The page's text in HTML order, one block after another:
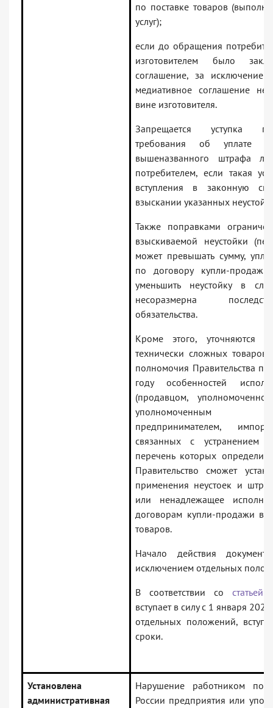
по поставке товаров
услуг);
если до обращения
изготовителем было
соглашение, за
медиативное соглашение
вине изготовителя.
Запрещается уступка
требования об уплате
вышеназванного штрафа
потребителем, если такая
вступления в законную
взыскании указанных
Также поправками
взыскиваемой неустойки
может превышать сумму,
по договору купли-
уменьшить неустойку в
несоразмерна
обязательства.
Кроме этого, уточняются
технически сложных товаров
полномочия Правительства
году особенностей
(продавцом,
уполномоченным
предпринимателем,
связанных с устранением
перечень которых определит
Правительство сможет
применения неустоек и
или ненадлежащее
договорам купли-продажи в
товаров.
Начало действия
исключением отдельных
В соответствии со статьей
вступает в силу с 1 января
отдельных положений,
сроки.
Установлена
административная
Нарушение работником
России предприятия или